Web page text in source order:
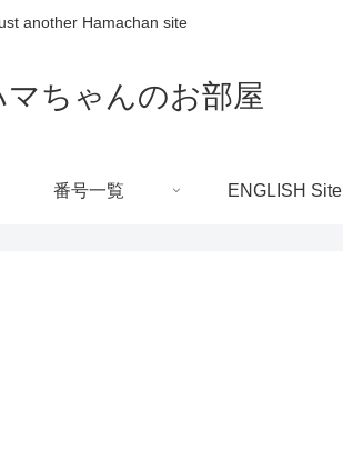
another Hamachan site
マちゃんのお部屋
番号一覧 ENGLISH Site